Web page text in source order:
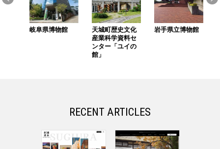
岐阜県博物館
天城町歴史文化
産業科学資料セ
ンター「ユイの
館」
岩手県立博物館
RECENT ARTICLES